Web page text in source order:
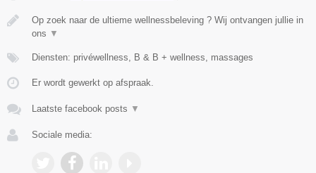
Op zoek naar de ultieme wellnessbeleving ? Wij ontvangen jullie in
ons ▼
Diensten: privéwellness, B & B + wellness, massages
Er wordt gewerkt op afspraak.
Laatste facebook posts ▼
Sociale media: